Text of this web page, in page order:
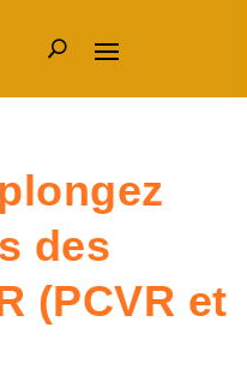
des
(PCVR et